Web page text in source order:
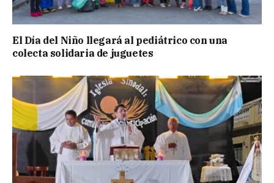
El Día del Niño llegará al pediátrico con una
colecta solidaria de juguetes